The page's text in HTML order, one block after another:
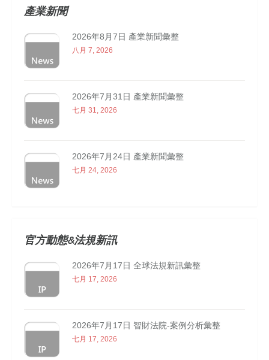
產業新聞
2026年8月7日 產業新聞彙整
八月 7, 2026
2026年7月31日 產業新聞彙整
七月 31, 2026
2026年7月24日 產業新聞彙整
七月 24, 2026
官方動態&法規新訊
2026年7月17日 全球法規新訊彙整
七月 17, 2026
2026年7月17日 智財法院-案例分析彙整
七月 17, 2026